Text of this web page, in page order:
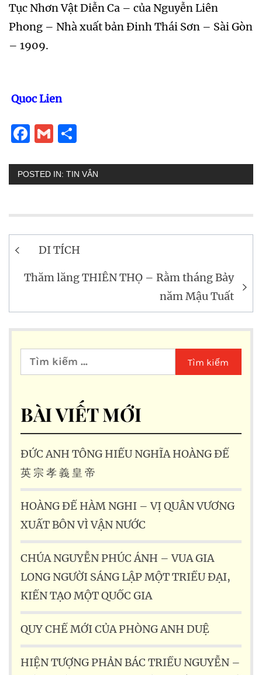
Tục Nhơn Vật Diễn Ca – của Nguyễn Liên
Phong – Nhà xuất bản Đinh Thái Sơn – Sài Gòn
– 1909.
Quoc Lien
Facebook
Gmail
POSTED IN: TIN VẮN
Điều
bài
DI TÍCH
Thăm lăng THIÊN THỌ – Rằm tháng Bảy
năm Mậu Tuất
Tìm
kiếm
BÀI VIẾT MỚI
ĐỨC ANH TÔNG HIẾU NGHĨA HOÀNG ĐẾ
英 宗 孝 義 皇 帝
HOÀNG ĐẾ HÀM NGHI – VỊ QUÂN VƯƠNG
XUẤT BÔN VÌ VẬN NƯỚC
CHÚA NGUYỄN PHÚC ÁNH – VUA GIA
LONG NGƯỜI SÁNG LẬP MỘT TRIỀU ĐẠI,
KIẾN TẠO MỘT QUỐC GIA
QUY CHẾ MỚI CỦA PHÒNG ANH DUỆ
HIỆN TƯỢNG PHẢN BÁC TRIỀU NGUYỄN –